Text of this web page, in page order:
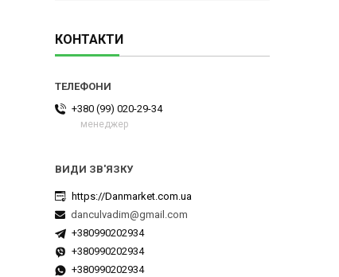
КОНТАКТИ
+380 (99) 020-29-34
менеджер
https://Danmarket.com.ua
danculvadim@gmail.com
+380990202934
+380990202934
+380990202934